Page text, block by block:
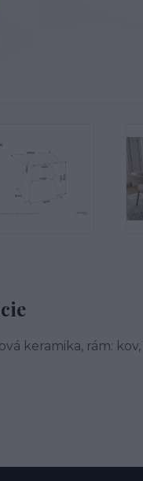
keramika, rám: